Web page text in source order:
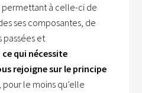
permettant à celle-ci de
ses composantes, de
passées et
ce qui nécessite
rejoigne sur le principe
, pour le moins qu’elle